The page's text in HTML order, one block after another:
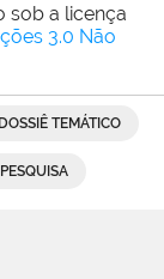
sob a licença
3.0 Não
DOSSIÊ TEMÁTICO
PESQUISA